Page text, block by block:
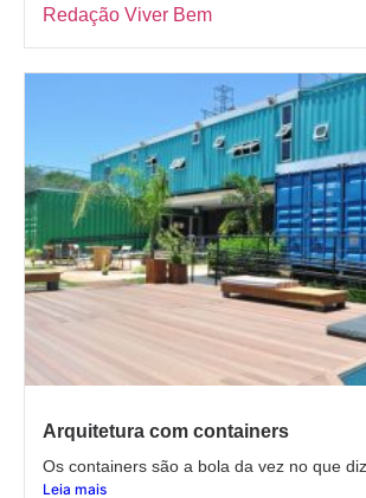
Redação Viver Bem
Arquitetura com containers
Os containers são a bola da vez no que
Leia mais